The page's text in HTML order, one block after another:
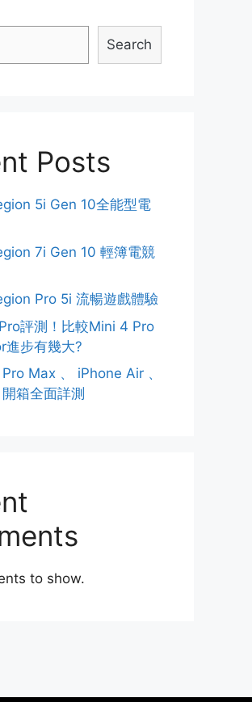
Search
Posts
5i Gen 10全能型電
7i Gen 10 輕簿電競
Pro 5i 流暢遊戲體驗
評測！比較Mini 4 Pro
進步有幾大?
Max 、 iPhone Air 、
箱全面詳測
to show.